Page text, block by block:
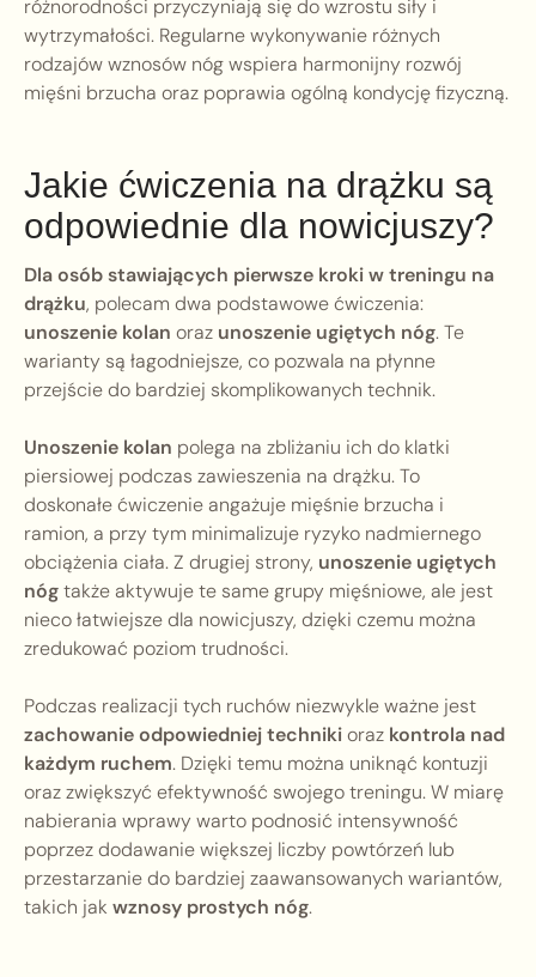
różnorodności przyczyniają się do wzrostu siły i
wytrzymałości. Regularne wykonywanie różnych
rodzajów wznosów nóg wspiera harmonijny rozwój
mięśni brzucha oraz poprawia ogólną kondycję fizyczną.
Jakie ćwiczenia na drążku są
odpowiednie dla nowicjuszy?
Dla osób stawiających pierwsze kroki w treningu na
drążku, polecam dwa podstawowe ćwiczenia:
unoszenie kolan oraz unoszenie ugiętych nóg. Te
warianty są łagodniejsze, co pozwala na płynne
przejście do bardziej skomplikowanych technik.
Unoszenie kolan polega na zbliżaniu ich do klatki
piersiowej podczas zawieszenia na drążku. To
doskonałe ćwiczenie angażuje mięśnie brzucha i
ramion, a przy tym minimalizuje ryzyko nadmiernego
obciążenia ciała. Z drugiej strony, unoszenie ugiętych
nógtakże aktywuje te same grupy mięśniowe, ale jest
nieco łatwiejsze dla nowicjuszy, dzięki czemu można
zredukować poziom trudności.
Podczas realizacji tych ruchów niezwykle ważne jest
zachowanie odpowiedniej technikioraz kontrola nad
każdym ruchem. Dzięki temu można uniknąć kontuzji
oraz zwiększyć efektywność swojego treningu. W miarę
nabierania wprawy warto podnosić intensywność
poprzez dodawanie większej liczby powtórzeń lub
przestarzanie do bardziej zaawansowanych wariantów,
takich jak wznosy prostych nóg.